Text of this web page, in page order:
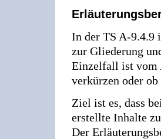
In der TS A-9.4.9
zur Gliederung
Einzelfall ist vom
verkürzen oder
Ziel ist es, dass
erstellte Inhalte
Der